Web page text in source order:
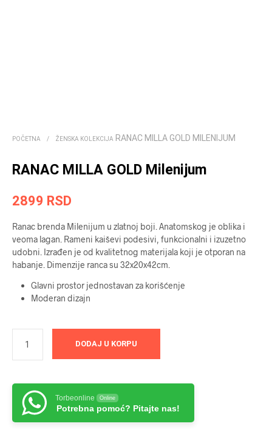
POČETNA / ŽENSKA KOLEKCIJA RANAC MILLA GOLD MILENIJUM
RANAC MILLA GOLD Milenijum
2899 RSD
Ranac brenda Milenijum u zlatnoj boji. Anatomskog je oblika i
veoma lagan. Rameni kaiševi podesivi, funkcionalni i izuzetno
udobni. Izrađen je od kvalitetnog materijala koji je otporan na
habanje. Dimenzije ranca su 32x20x42cm.
Glavni prostor jednostavan za korišćenje
Moderan dizajn
DODAJ U KORPU
Torbeonline Online
Potrebna pomoć? Pitajte nas!